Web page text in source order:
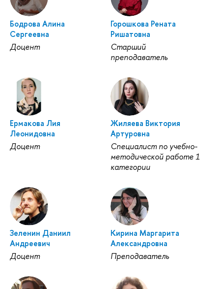
Бодрова Алина
Сергеевна
Доцент
Горошкова Рената
Ришатовна
Старший
преподаватель
Ермакова Лия
Леонидовна
Доцент
Жиляева Виктория
Артуровна
Специалист по учебно-
методической работе 1
категории
Зеленин Даниил
Андреевич
Доцент
Кирина Маргарита
Александровна
Преподаватель